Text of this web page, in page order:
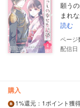
願う
まれ
読む
配信日
購入
1%還元 ：1ポイント獲